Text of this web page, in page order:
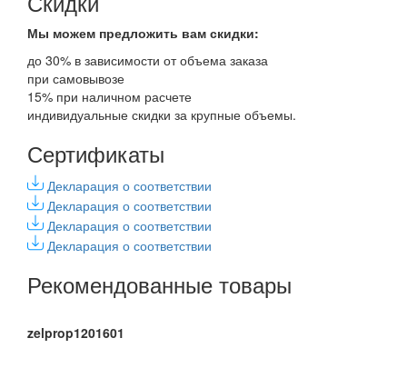
Мы можем предложить вам скидки:
до 30% в зависимости от объема заказа
при самовывозе
15% при наличном расчете
индивидуальные скидки за крупные объемы.
Сертификаты
Декларация о соответствии
Декларация о соответствии
Декларация о соответствии
Декларация о соответствии
Рекомендованные товары
zelprop1201601